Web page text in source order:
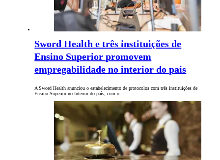
Sword Health e três instituições de
Ensino Superior promovem
empregabilidade no interior do país
A Sword Health anunciou o estabelecimento de protocolos com três instituições de
Ensino Superior no Interior do país, com o…